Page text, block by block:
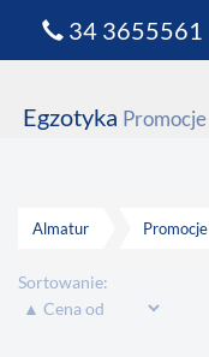
Egzotyka Promocje
Almatur Promocje
Sortowanie:
34 3655561